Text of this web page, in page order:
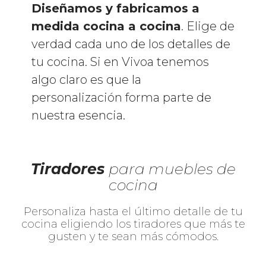
Diseñamos y fabricamos a
medida cocina a cocina. Elige de
verdad cada uno de los detalles de
tu cocina. Si en Vivoa tenemos
algo claro es que la
personalización forma parte de
nuestra esencia.
Tiradores para muebles de
cocina
Personaliza hasta el último detalle de tu
cocina eligiendo los tiradores que más te
gusten y te sean más cómodos.